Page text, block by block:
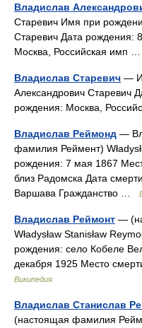
Владислав
Старевич Имя при
Старевич Дата рождения:
Москва, Российская имп
Владислав Старевич —
Александрович Старевич
рождения: Москва,
Владислав Реймонд —
фамилия Реймент)
рождения: 7 мая 1867
близ Радомска Дата
Варшава Гражданство …
Владислав Реймонт —
Władysław Stanisław
рождения: село Кобеле
декабря 1925 Место
Википедия
Владислав Станислав
(настоящая фамилия